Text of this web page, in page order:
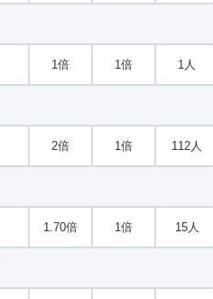
1倍 1倍 1人
2倍 1倍 112人
1.70倍 1倍 15人